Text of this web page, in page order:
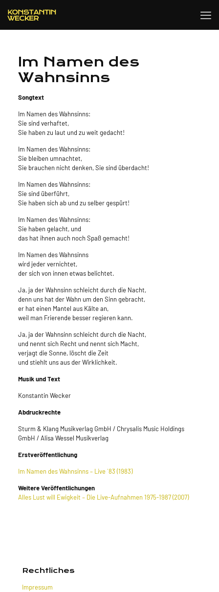
Im Namen des
Wahnsinns
Songtext
Im Namen des Wahnsinns:
Sie sind verhaftet,
Sie haben zu laut und zu weit gedacht!
Im Namen des Wahnsinns:
Sie bleiben umnachtet,
Sie brauchen nicht denken, Sie sind überdacht!
Im Namen des Wahnsinns:
Sie sind überführt,
Sie haben sich ab und zu selber gespürt!
Im Namen des Wahnsinns:
Sie haben gelacht, und
das hat ihnen auch noch Spaß gemacht!
Im Namen des Wahnsinns
wird jeder vernichtet,
der sich von innen etwas belichtet.
Ja, ja der Wahnsinn schleicht durch die Nacht,
denn uns hat der Wahn um den Sinn gebracht,
er hat einen Mantel aus Kälte an,
weil man Frierende besser regieren kann.
Ja, ja der Wahnsinn schleicht durch die Nacht,
und nennt sich Recht und nennt sich Macht,
verjagt die Sonne, löscht die Zeit
und stiehlt uns aus der Wirklichkeit.
Musik und Text
Konstantin Wecker
Abdruckrechte
Sturm & Klang Musikverlag GmbH / Chrysalis Music Holdings
GmbH / Alisa Wessel Musikverlag
Erstveröffentlichung
Im Namen des Wahnsinns – Live ´83 (1983)
Weitere Veröffentlichungen
Alles Lust will Ewigkeit – Die Live-Aufnahmen 1975-1987 (2007)
Rechtliches
Impressum